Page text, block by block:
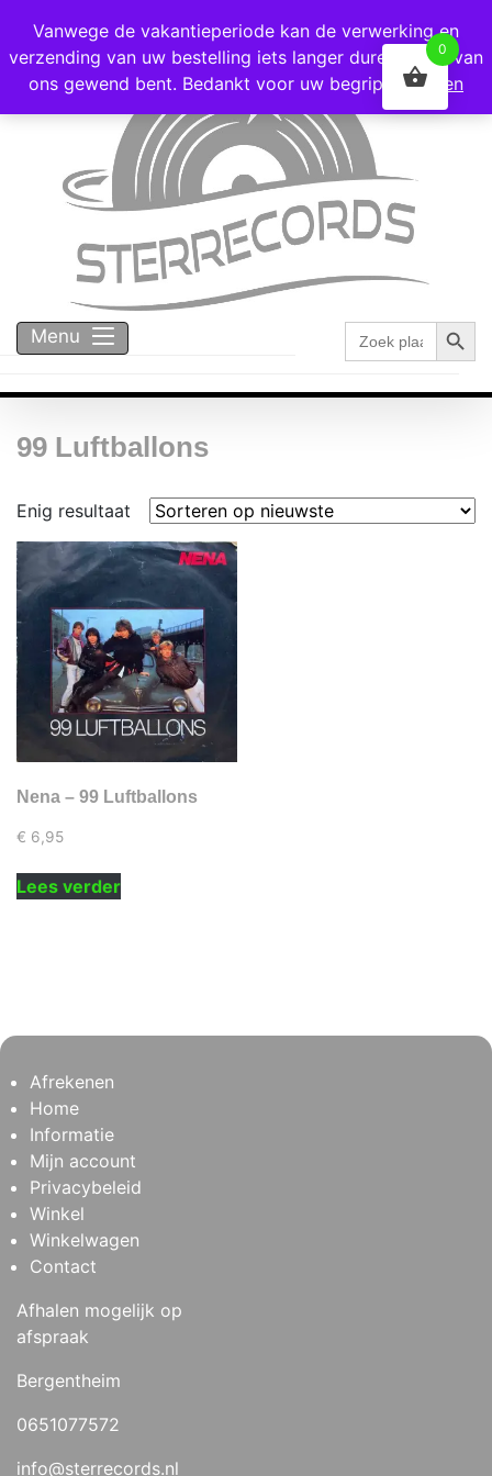
Voor 16:00 besteld = vandaag verzonden!
Menu
Zoek
naar:
99 Luftballons
Enig resultaat
Nena – 99 Luftballons
€ 6,95
Lees verder
Afrekenen
Home
Informatie
Mijn account
Privacybeleid
Winkel
Winkelwagen
Contact
Afhalen mogelijk op
afspraak
Bergentheim
0651077572
info@sterrecords.nl
Vanwege de vakantieperiode kan de verwerking en
verzending van uw bestelling iets langer duren dan u van
ons gewend bent. Bedankt voor uw begrip!
Negeren
0